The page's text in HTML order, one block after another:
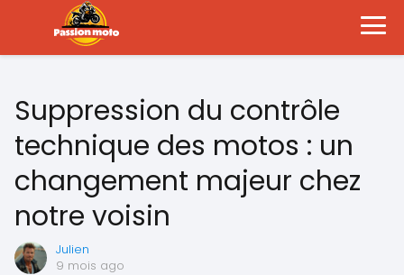
Suppression du contrôle
technique des motos : un
changement majeur chez
notre voisin
Julien
9 mois ago